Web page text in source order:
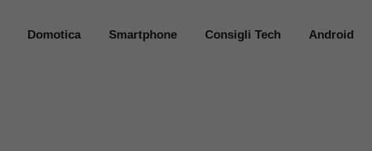
Domotica Smartphone Consigli Tech Android